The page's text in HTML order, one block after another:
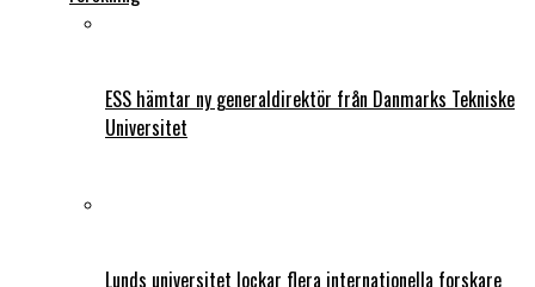
ESS hämtar ny generaldirektör från Danmarks Tekniske
Universitet
Lunds universitet lockar flera internationella forskare